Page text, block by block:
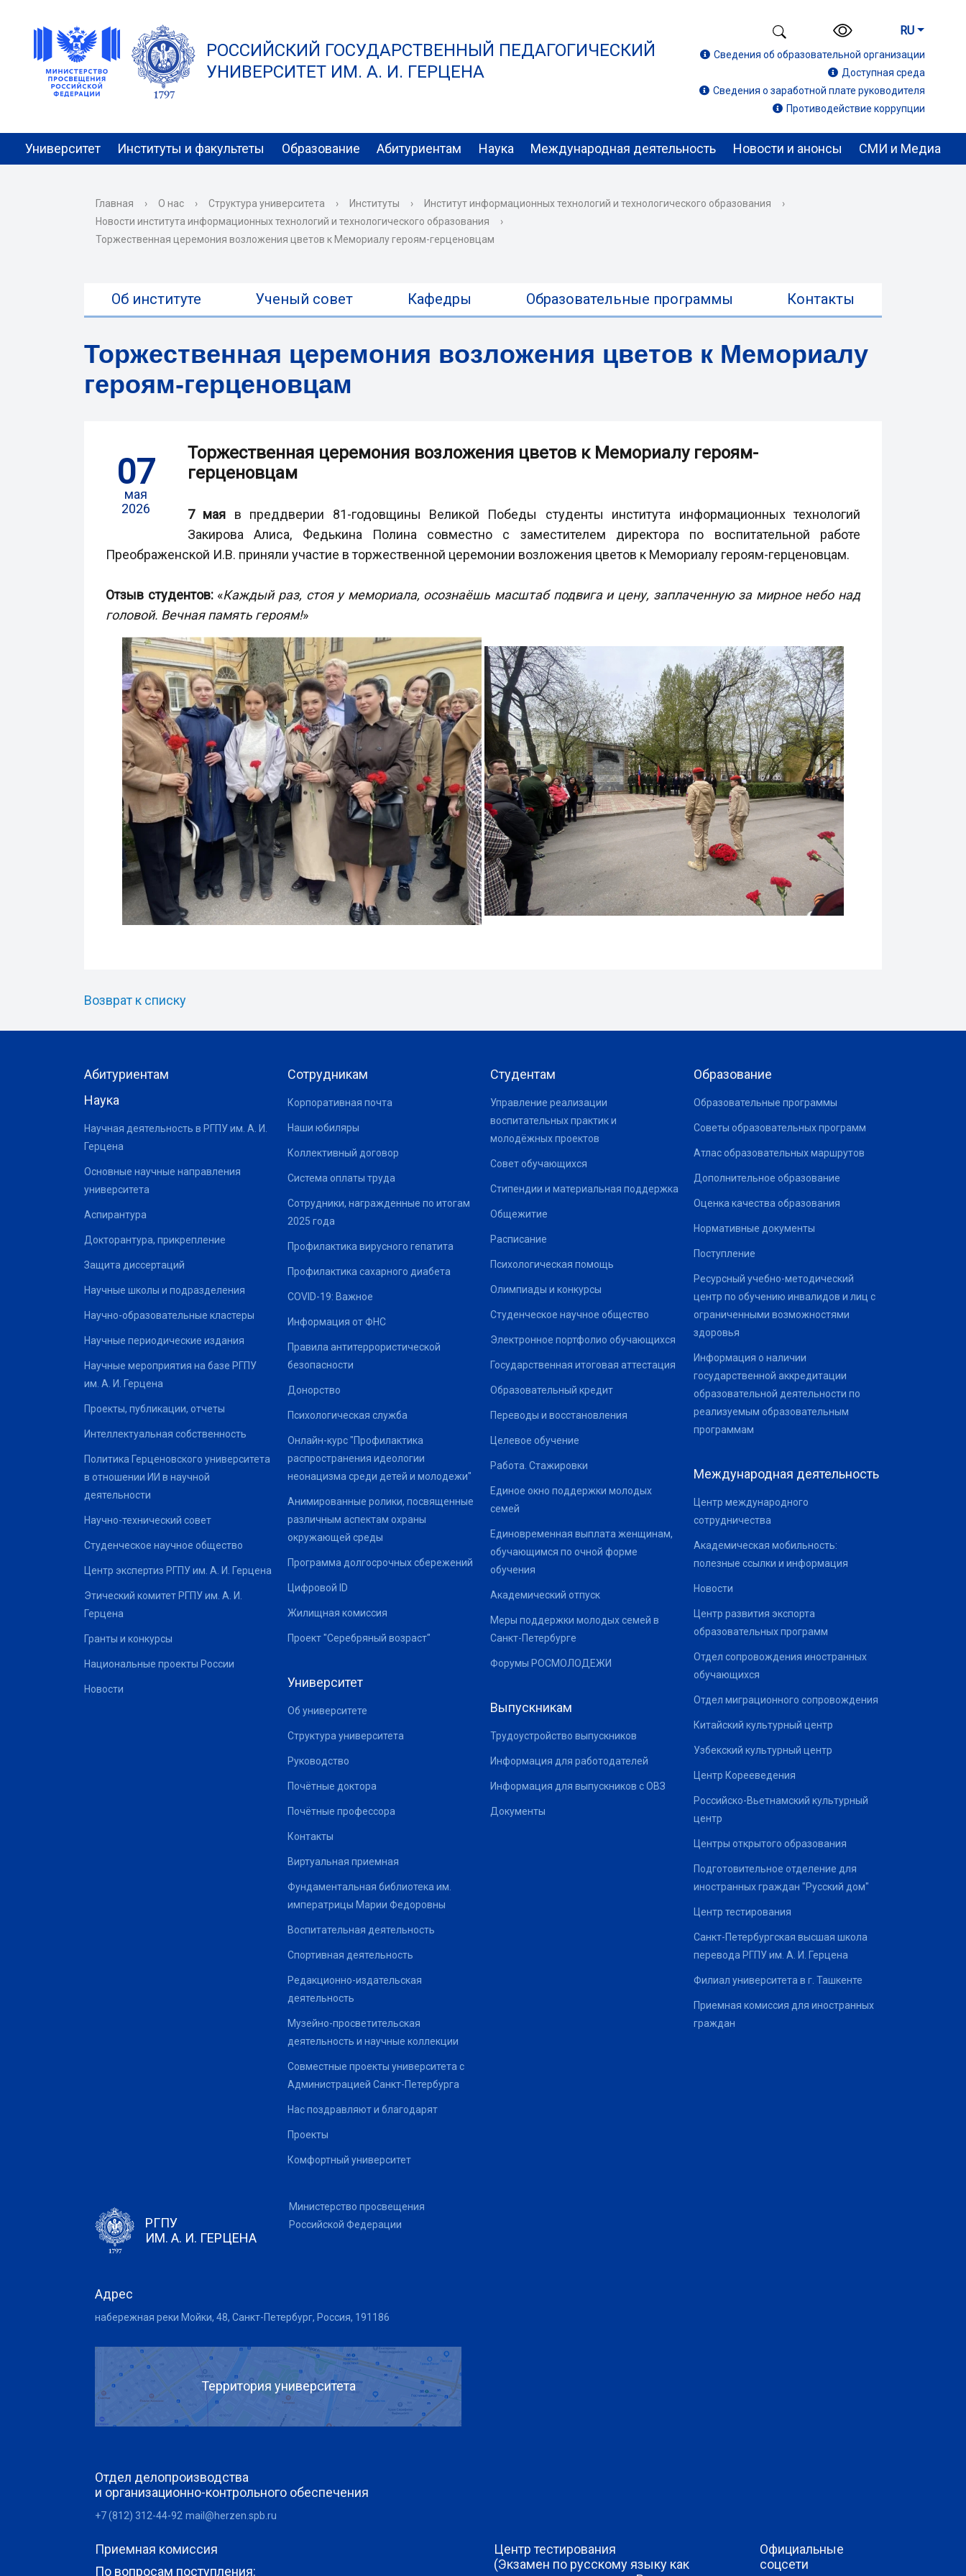
РОССИЙСКИЙ ГОСУДАРСТВЕННЫЙ ПЕДАГОГИЧЕСКИЙ
УНИВЕРСИТЕТ ИМ. А. И. ГЕРЦЕНА
RU
Сведения об образовательной организации
Доступная среда
Сведения о заработной плате руководителя
Противодействие коррупции
Университет Институты и факультеты Образование Абитуриентам Наука Международная деятельность Новости и анонсы СМИ и Медиа
Главная › О нас › Структура университета › Институты › Институт информационных технологий и технологического образования
›
Новости института информационных технологий и технологического образования
›
Торжественная церемония возложения цветов к Мемориалу героям-герценовцам
Об институте Ученый совет Кафедры Образовательные программы Контакты
Торжественная церемония возложения цветов к Мемориалу
героям-герценовцам
07
мая
2026
Торжественная церемония возложения цветов к Мемориалу героям-
герценовцам
7 мая в преддверии 81-годовщины Великой Победы студенты института информационных технологий
Закирова Алиса, Федькина Полина совместно с заместителем директора по воспитательной работе
Преображенской И.В. приняли участие в торжественной церемонии возложения цветов к Мемориалу героям-герценовцам.
Отзыв студентов: «Каждый раз, стоя у мемориала, осознаёшь масштаб подвига и цену, заплаченную за мирное небо над
головой. Вечная память героям!»
Возврат к списку
Абитуриентам
Наука
Научная деятельность в РГПУ им. А. И.
Герцена
Основные научные направления
университета
Аспирантура
Докторантура, прикрепление
Защита диссертаций
Научные школы и подразделения
Научно-образовательные кластеры
Научные периодические издания
Научные мероприятия на базе РГПУ
им. А. И. Герцена
Проекты, публикации, отчеты
Интеллектуальная собственность
Политика Герценовского университета
в отношении ИИ в научной
деятельности
Научно-технический совет
Студенческое научное общество
Центр экспертиз РГПУ им. А. И. Герцена
Этический комитет РГПУ им. А. И.
Герцена
Гранты и конкурсы
Национальные проекты России
Новости
Сотрудникам
Корпоративная почта
Наши юбиляры
Коллективный договор
Система оплаты труда
Сотрудники, награжденные по итогам
2025 года
Профилактика вирусного гепатита
Профилактика сахарного диабета
COVID-19: Важное
Информация от ФНС
Правила антитеррористической
безопасности
Донорство
Психологическая служба
Онлайн-курс "Профилактика
распространения идеологии
неонацизма среди детей и молодежи"
Анимированные ролики, посвященные
различным аспектам охраны
окружающей среды
Программа долгосрочных сбережений
Цифровой ID
Жилищная комиссия
Проект "Серебряный возраст"
Университет
Об университете
Структура университета
Руководство
Почётные доктора
Почётные профессора
Контакты
Виртуальная приемная
Фундаментальная библиотека им.
императрицы Марии Федоровны
Воспитательная деятельность
Спортивная деятельность
Редакционно-издательская
деятельность
Музейно-просветительская
деятельность и научные коллекции
Совместные проекты университета с
Администрацией Санкт-Петербурга
Нас поздравляют и благодарят
Проекты
Комфортный университет
Студентам
Управление реализации
воспитательных практик и
молодёжных проектов
Совет обучающихся
Стипендии и материальная поддержка
Общежитие
Расписание
Психологическая помощь
Олимпиады и конкурсы
Студенческое научное общество
Электронное портфолио обучающихся
Государственная итоговая аттестация
Образовательный кредит
Переводы и восстановления
Целевое обучение
Работа. Стажировки
Единое окно поддержки молодых
семей
Единовременная выплата женщинам,
обучающимся по очной форме
обучения
Академический отпуск
Меры поддержки молодых семей в
Санкт-Петербурге
Форумы РОСМОЛОДЕЖИ
Выпускникам
Трудоустройство выпускников
Информация для работодателей
Информация для выпускников с ОВЗ
Документы
Образование
Образовательные программы
Советы образовательных программ
Атлас образовательных маршрутов
Дополнительное образование
Оценка качества образования
Нормативные документы
Поступление
Ресурсный учебно-методический
центр по обучению инвалидов и лиц с
ограниченными возможностями
здоровья
Информация о наличии
государственной аккредитации
образовательной деятельности по
реализуемым образовательным
программам
Международная деятельность
Центр международного
сотрудничества
Академическая мобильность:
полезные ссылки и информация
Новости
Центр развития экспорта
образовательных программ
Отдел сопровождения иностранных
обучающихся
Отдел миграционного сопровождения
Китайский культурный центр
Узбекский культурный центр
Центр Корееведения
Российско-Вьетнамский культурный
центр
Центры открытого образования
Подготовительное отделение для
иностранных граждан "Русский дом"
Центр тестирования
Санкт-Петербургская высшая школа
перевода РГПУ им. А. И. Герцена
Филиал университета в г. Ташкенте
Приемная комиссия для иностранных
граждан
РГПУ
ИМ. А. И. ГЕРЦЕНА
Министерство просвещения
Российской Федерации
Адрес
набережная реки Мойки, 48, Санкт-Петербург, Россия, 191186
Территория университета
Отдел делопроизводства
и организационно-контрольного обеспечения
+7 (812) 312-44-92 mail@herzen.spb.ru
Приемная комиссия
По вопросам поступления:
Центр тестирования
(Экзамен по русскому языку как
Официальные
соцсети